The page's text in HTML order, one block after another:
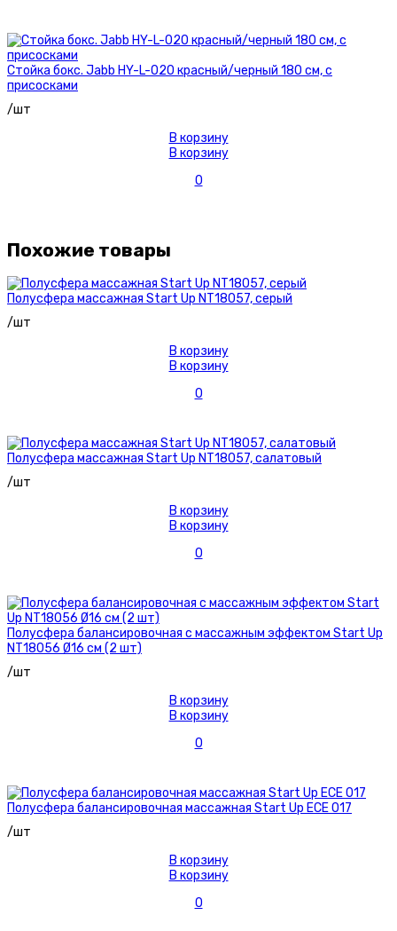
Стойка бокс. Jabb HY-L-020 красный/черный 180 см, с
присосками
/шт
В корзину
В корзину
0
Похожие товары
Полусфера массажная Start Up NT18057, серый
/шт
В корзину
В корзину
0
Полусфера массажная Start Up NT18057, салатовый
/шт
В корзину
В корзину
0
Полусфера балансировочная с массажным эффектом Start Up
NT18056 Ø16 см (2 шт)
/шт
В корзину
В корзину
0
Полусфера балансировочная массажная Start Up EСЕ 017
/шт
В корзину
В корзину
0